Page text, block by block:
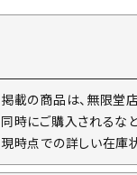
掲載の商品は、無限堂
同時にご購入されるなど
現時点での詳しい在庫